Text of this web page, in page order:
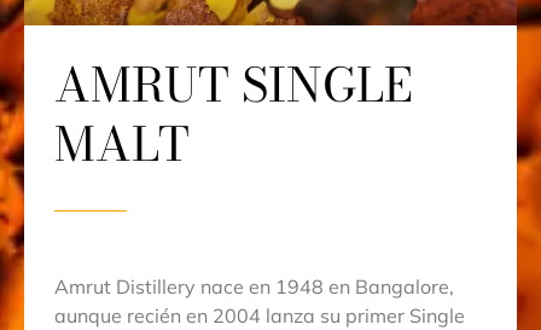
AMRUT SINGLE
MALT
Amrut Distillery nace en 1948 en Bangalore,
aunque recién en 2004 lanza su primer Single